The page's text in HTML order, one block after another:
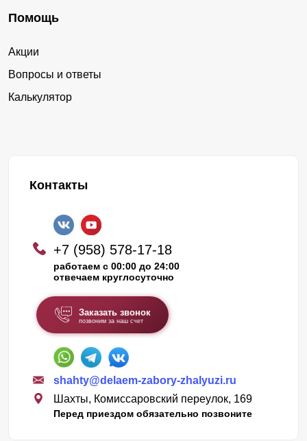
Помощь
Акции
Вопросы и ответы
Калькулятор
Контакты
+7 (958) 578-17-18
работаем с 00:00 до 24:00
отвечаем круглосуточно
Заказать звонок
позвоним за наш счет
shahty@delaem-zabory-zhalyuzi.ru
Шахты, Комиссаровский переулок, 169
Перед приездом обязательно позвоните